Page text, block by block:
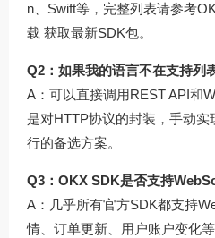
n、Swift等，完整列表请参考
载 获取最新SDK包。
Q2：如果我的语言不在支持列
A：可以直接调用REST API和
是对HTTP协议的封装，手动
行的备选方案。
Q3：OKX SDK是否支持
A：几乎所有官方SDK都支持
情、订单更新、用户账户变化等